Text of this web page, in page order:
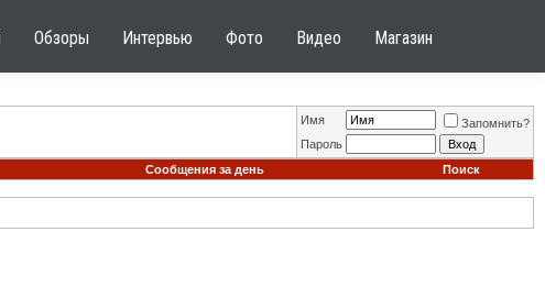
Обзоры Интервью Фото Видео Магазин
Имя
Запомнить?
Пароль
Сообщения за день Поиск